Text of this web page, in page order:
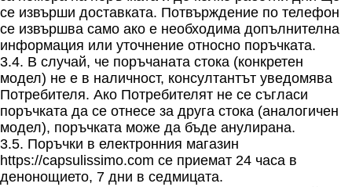
се извърши доставката. Потвърждение по телефон
се извършва само ако е необходима допълнителна
информация или уточнение относно поръчката.
3.4. В случай, че поръчаната стока (конкретен
модел) не е в наличност, консултантът уведомява
Потребителя. Ако Потребителят не се съгласи
поръчката да се отнесе за друга стока (аналогичен
модел), поръчката може да бъде анулирана.
3.5. Поръчки в електронния магазин
https://capsulissimo.com се приемат 24 часа в
денонощието, 7 дни в седмицата.